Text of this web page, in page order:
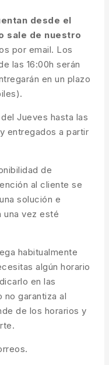
desde el
sale de nuestro
por email. Los
las 16:00h serán
en un plazo
Jueves hasta las
entregados a partir
de
al cliente se
solución e
una vez esté
habitualmente
algún horario
en las
garantiza al
de los horarios y